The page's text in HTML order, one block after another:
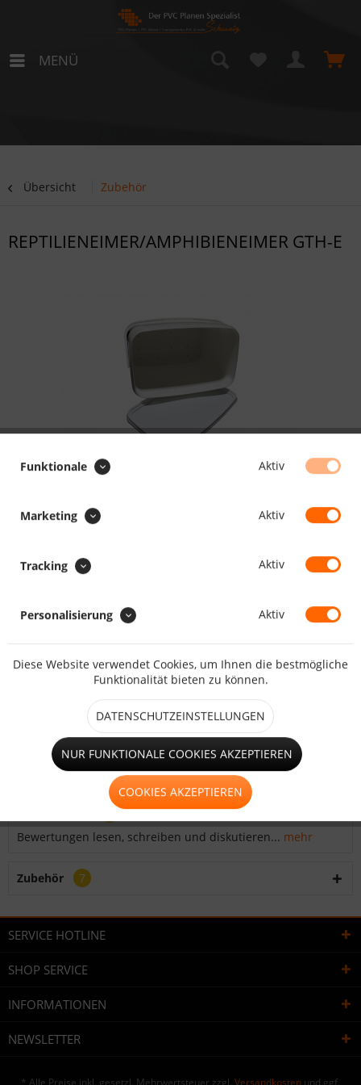
MENÜ
Übersicht Zubehör
REPTILIENEIMER/AMPHIBIENEIMER GTH-E
43.32 CHF *
Inhalt:5 Stück (8.66 CHF * / 1 Stück)
Lieferzeit ca. 5 Tage
WARENKORB
Merken Bewerten
Beschreibung
Der rechteckige Reptilieneimer/Amphibieneimer GTH-E
bietet durch seine Form und Maße eine...mehr
Bewertungen lesen, schreiben und diskutieren... mehr
Zubehör 7
SERVICE HOTLINE
SHOP SERVICE
INFORMATIONEN
NEWSLETTER
* Alle Preise inkl. gesetzl. Mehrwertsteuer zzgl. Versandkosten und ggf.
Funktionale Aktiv
Marketing Aktiv
Tracking Aktiv
Personalisierung Aktiv
Diese Website verwendet Cookies, um Ihnen die bestmögliche
Funktionalität bieten zu können.
DATENSCHUTZEINSTELLUNGEN
NUR FUNKTIONALE COOKIES AKZEPTIEREN
COOKIES AKZEPTIEREN